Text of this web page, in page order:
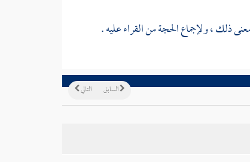
ذلك ، ولإجماع الحجة من القراء عليه .
التالي السابق